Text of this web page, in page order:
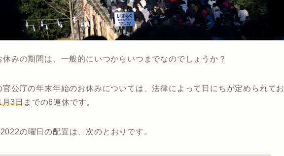
休みの期間は、一般的にいつからいつまでなのでしょうか？
公庁の年末年始のお休みについては、法律によって日にちが定められてお
月3日までの6連休です。
の曜日の配置は、次のとおりです。